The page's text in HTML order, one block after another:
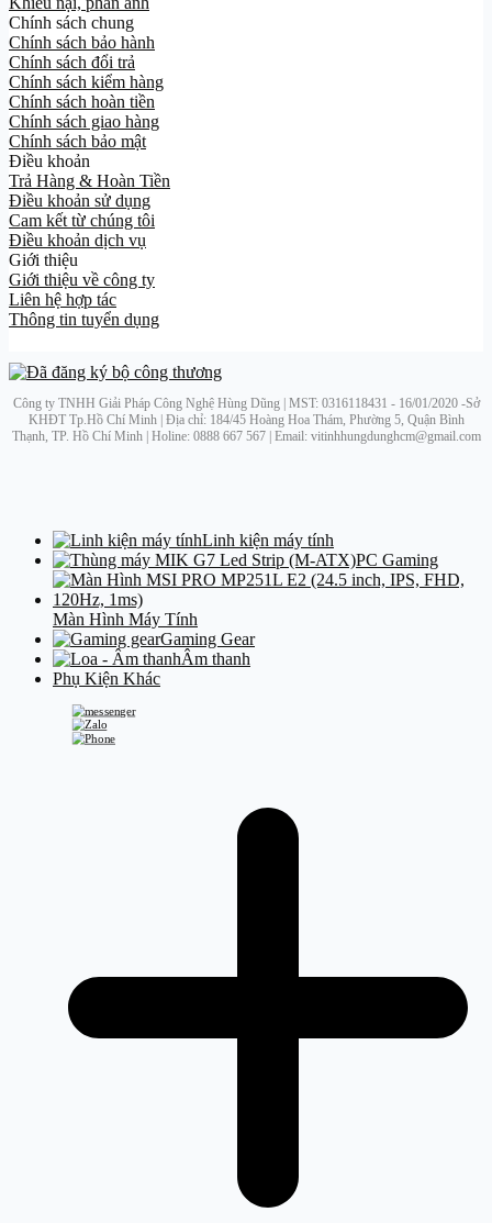
Chính sách chung
Chính sách bảo hành
Chính sách đổi trả
Chính sách kiểm hàng
Chính sách hoàn tiền
Chính sách giao hàng
Chính sách bảo mật
Điều khoản
Trả Hàng & Hoàn Tiền
Điều khoản sử dụng
Cam kết từ chúng tôi
Điều khoản dịch vụ
Giới thiệu
Giới thiệu về công ty
Liên hệ hợp tác
Thông tin tuyển dụng
Công ty TNHH Giải Pháp Công Nghệ Hùng Dũng | MST: 0316118431 - 16/01/2020 -Sở
KHĐT Tp.Hồ Chí Minh | Địa chỉ: 184/45 Hoàng Hoa Thám, Phường 5, Quận Bình
Thạnh, TP. Hồ Chí Minh | Holine: 0888 667 567 | Email: vitinhhungdunghcm@gmail.com
Linh kiện máy tính
PC Gaming
Màn Hình Máy Tính
Gaming Gear
Âm thanh
Phụ Kiện Khác